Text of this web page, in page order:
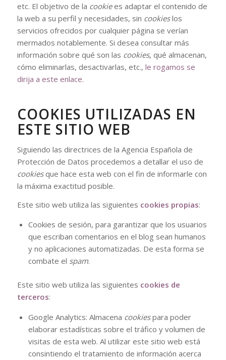
etc. El objetivo de la cookiees adaptar el contenido de
la web a su perfil y necesidades, sin cookieslos
servicios ofrecidos por cualquier página se verían
mermados notablemente. Si desea consultar más
información sobre qué son las cookies, qué almacenan,
cómo eliminarlas, desactivarlas, etc., le rogamos se
dirija a este enlace.
COOKIES UTILIZADAS EN
ESTE SITIO WEB
Siguiendo las directrices de la Agencia Española de
Protección de Datos procedemos a detallar el uso de
cookiesque hace esta web con el fin de informarle con
la máxima exactitud posible.
Este sitio web utiliza las siguientes cookies propias:
Cookies de sesión, para garantizar que los usuarios
que escriban comentarios en el blog sean humanos
y no aplicaciones automatizadas. De esta forma se
combate el spam.
Este sitio web utiliza las siguientes cookies de
terceros:
Google Analytics: Almacena cookiespara poder
elaborar estadísticas sobre el tráfico y volumen de
visitas de esta web. Al utilizar este sitio web está
consintiendo el tratamiento de información acerca